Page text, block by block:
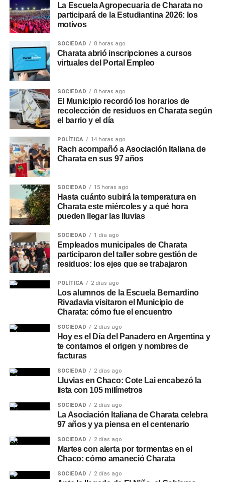
La Escuela Agropecuaria de Charata no
participará de la Estudiantina 2026: los
motivos
SOCIEDAD 8 horas ago
Charata abrió inscripciones a cursos
virtuales del Portal Empleo
SOCIEDAD 8 horas ago
El Municipio recordó los horarios de
recolección de residuos en Charata según
el barrio y el día
POLÍTICA 14 horas ago
Rach acompañó a Asociación Italiana de
Charata en sus 97 años
SOCIEDAD 15 horas ago
Hasta cuánto subirá la temperatura en
Charata este miércoles y a qué hora
pueden llegar las lluvias
SOCIEDAD 1 día ago
Empleados municipales de Charata
participaron del taller sobre gestión de
residuos: los ejes que se trabajaron
POLÍTICA 2 días ago
Los alumnos de la Escuela Bernardino
Rivadavia visitaron el Municipio de
Charata: cómo fue el encuentro
SOCIEDAD 2 días ago
Hoy es el Día del Panadero en Argentina y
te contamos el origen y nombres de
facturas
SOCIEDAD 2 días ago
Lluvias en Chaco: Cote Lai encabezó la
lista con 105 milímetros
SOCIEDAD 2 días ago
La Asociación Italiana de Charata celebra
97 años y ya piensa en el centenario
SOCIEDAD 2 días ago
Martes con alerta por tormentas en el
Chaco: cómo amaneció Charata
SOCIEDAD 2 días ago